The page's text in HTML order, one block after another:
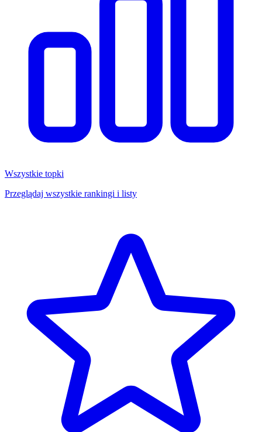
Wszystkie topki
Przeglądaj wszystkie rankingi i listy